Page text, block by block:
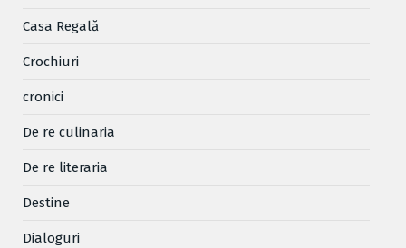
Casa Regală
Crochiuri
cronici
De re culinaria
De re literaria
Destine
Dialoguri